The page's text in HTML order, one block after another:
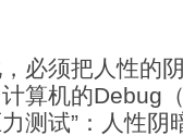
必须把人性的
算机的Debug
测试”：人性阴